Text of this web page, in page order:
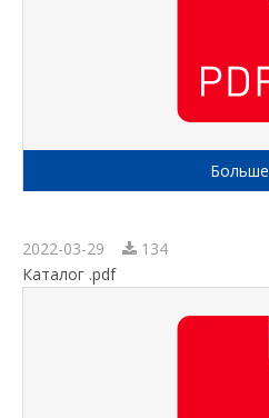
Больше
2022-03-29
134
Каталог .pdf